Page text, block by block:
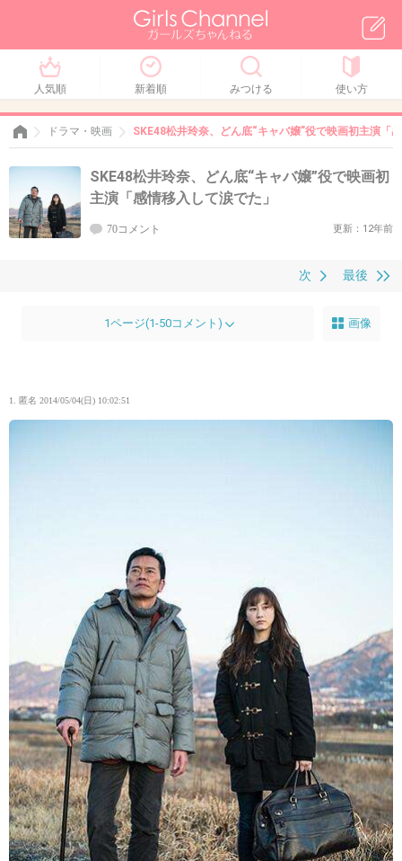
人気順 新着順 みつける 使い方
ドラマ・映画 SKE48松井玲奈、どん底“キャバ嬢”役で映画初主演「
SKE48松井玲奈、どん底“キャバ嬢”役で映画初
主演「感情移入して涙でた」
70コメント 更新：12年前
最後
次
1ページ(1-50コメント) 画像
1. 匿名 2014/05/04(日) 10:02:51